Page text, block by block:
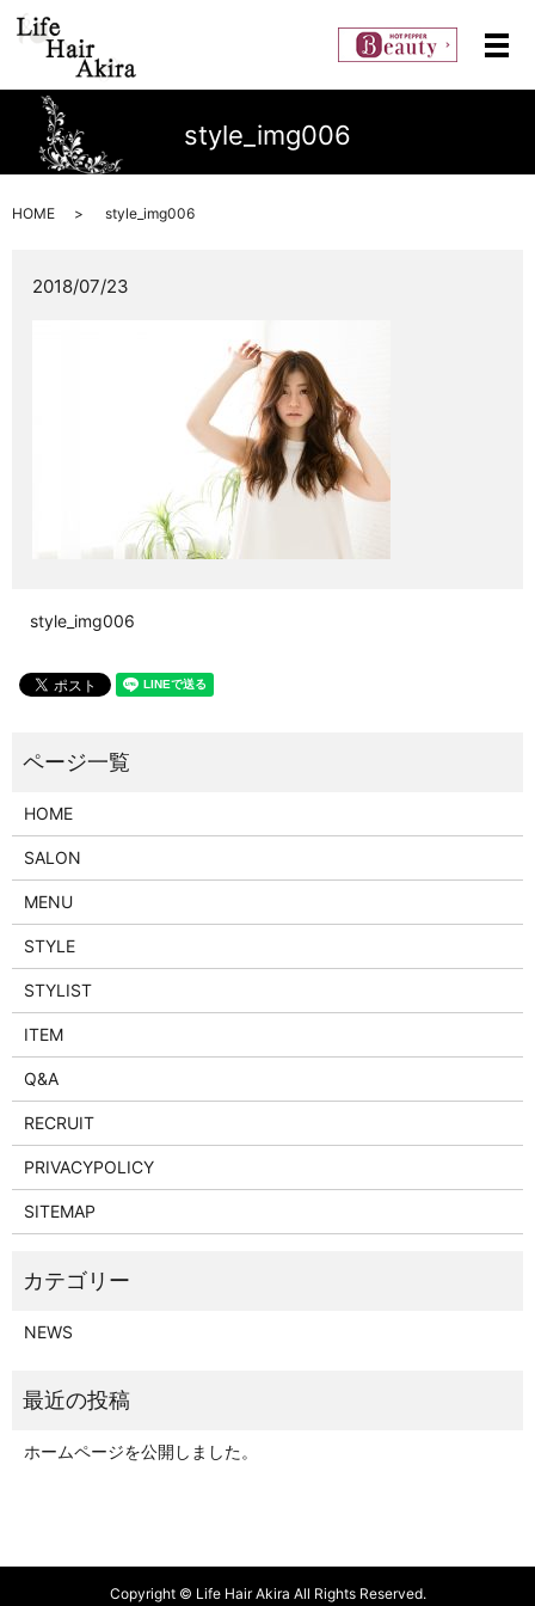
メ
style_img006
HOME style_img006
2018/07/23
style_img006
HOME
SALON
MENU
STYLE
STYLIST
ITEM
Q&A
RECRUIT
PRIVACYPOLICY
SITEMAP
NEWS
ホームページを公開しました。
Copyright © Life Hair Akira All Rights Reserved.